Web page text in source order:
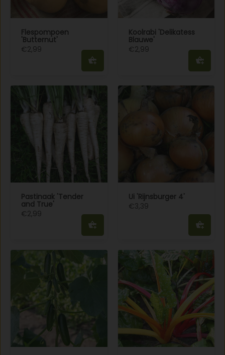
Flespompoen
'Butternut'
€2,99
Koolrabi 'Delikatess
Blauwe'
€2,99
Pastinaak 'Tender
and True'
€2,99
Ui 'Rijnsburger 4'
€3,39